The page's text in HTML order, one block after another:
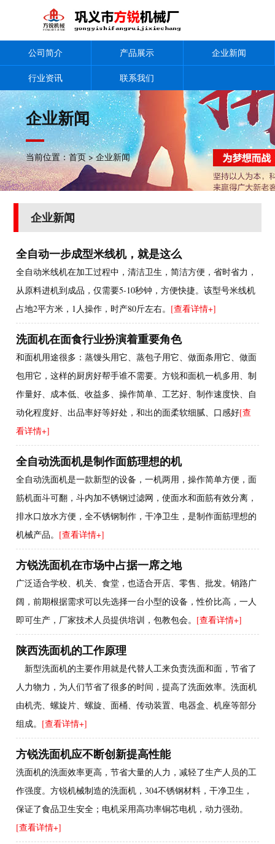
公司简介 产品展示 企业新闻
行业资讯 联系我们
企业新闻
当前位置：首页>企业新闻
企业新闻
全自动一步成型米线机，就是这么
全自动米线机在加工过程中，清洁卫生，简洁方便，省时省力，
从原料进机到成品，仅需要5-10秒钟，方便快捷。该型号米线机
占地2平方米，1人操作，时产80斤左右。 [查看详情+]
洗面机在面食行业扮演着重要角色
和面机用途很多：蒸馒头用它、蒸包子用它、做面条用它、做面
包用它，这样的厨房好帮手谁不需要。方锐和面机一机多用、制
作量好、成本低、收益多、操作简单、工艺好、制作速度快、自
动化程度好、出品率好等好处，和出的面柔软细腻、口感好[查
看详情+]
全自动洗面机是制作面筋理想的机
全自动洗面机是一款新型的设备，一机两用，操作简单方便，面
筋机面斗可翻，斗内加不锈钢过滤网，使面水和面筋有效分离，
排水口放水方便，全不锈钢制作，干净卫生，是制作面筋理想的
机械产品。 [查看详情+]
方锐洗面机在市场中占据一席之地
广泛适合学校、机关、食堂，也适合开店、零售、批发。销路广
阔，前期根据需求可以先选择一台小型的设备，性价比高，一人
即可生产，厂家技术人员提供培训，包教包会。 [查看详情+]
陕西洗面机的工作原理
新型洗面机的主要作用就是代替人工来负责洗面和面，节省了
人力物力，为人们节省了很多的时间，提高了洗面效率。洗面机
由机壳、螺旋片、螺旋、面桶、传动装置、电器盒、机座等部分
组成。 [查看详情+]
方锐洗面机应不断创新提高性能
洗面机的洗面效率更高，节省大量的人力，减轻了生产人员的工
作强度。方锐机械制造的洗面机，304不锈钢材料，干净卫生，
保证了食品卫生安全；电机采用高功率铜芯电机，动力强劲。
[查看详情+]